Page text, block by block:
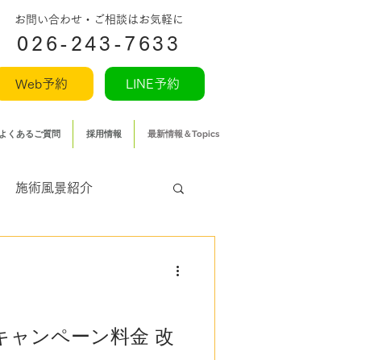
​お問い合わせ・ご相談はお気軽に
026-243-7633
Web予約 LINE予約
よくあるご質問 採用情報 最新情報＆Topics
施術風景紹介
ャンペーン料金 改